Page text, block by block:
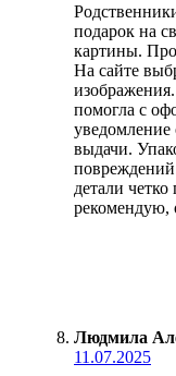
подарок на
картины.
На сайте
помогла с
уведомление
выдачи.
детали
рекомендую,
Людмила
11.07.2025